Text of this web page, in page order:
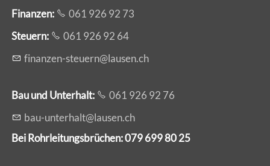
Finanzen:
061 926 92 73
Steuern:
061 926 92 64
f n nz n-st rn l s nch
Bau und Unterhalt:
061 926 92 76
b
- nt rh lt l s nch
Bei Rohrleitungsbrüchen: 079 699 80 25